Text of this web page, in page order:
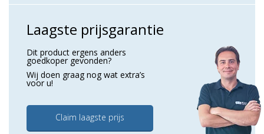
Laagste prijsgarantie
Dit product ergens anders
goedkoper gevonden?
Wij doen graag nog wat extra’s
voor u!
Claim laagste prijs